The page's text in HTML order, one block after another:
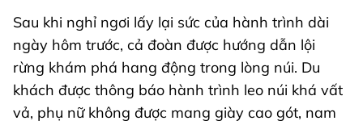
Sau khi nghỉ ngơi lấy lại sức của hành trình dài
ngày hôm trước, cả đoàn được hướng dẫn lội
rừng khám phá hang động trong lòng núi. Du
khách được thông báo hành trình leo núi khá vất
vả, phụ nữ không được mang giày cao gót, nam